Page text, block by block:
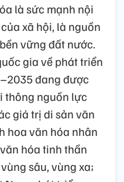
là sức mạnh nội
xã hội, là nguồn
vững đất nước.
gia về phát triển
đang được
thông nguồn lực
giá trị di sản văn
hoa văn hóa nhân
hóa tinh thần
sâu, vùng xa;